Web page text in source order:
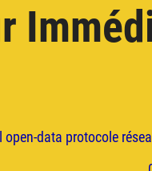
open-data protocole